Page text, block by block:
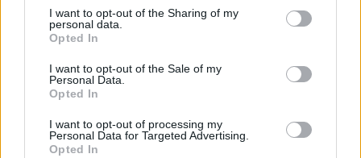
I want to opt-out of the Sharing of my
personal data.
Opted In
I want to opt-out of the Sale of my
Personal Data.
Opted In
I want to opt-out of processing my
Personal Data for Targeted Advertising.
Opted In
Destaques
Feira de São Bartolomeu, em Trancoso,
Feira de São Mateus é um local de
encontro da diáspora mas também um